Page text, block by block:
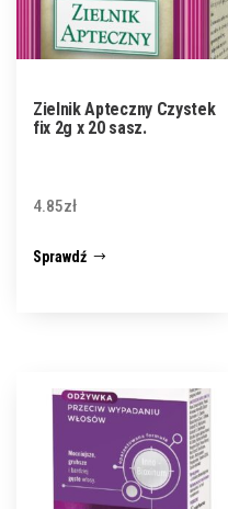
Zielnik Apteczny Czystek
fix 2g x 20 sasz.
4.85zł
Sprawdź